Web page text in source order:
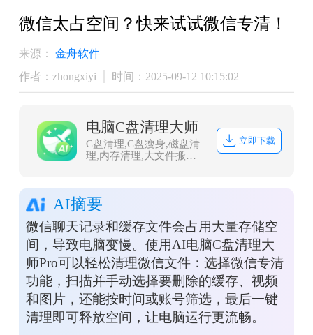
微信太占空间？快来试试微信专清！
来源：
金舟软件
作者：zhongxiyi
时间：2025-09-12 10:15:02
电脑C盘清理大师
C盘清理,C盘瘦身,磁盘清
理,内存清理,大文件搬家,
立即下载
AI摘要
微信聊天记录和缓存文件会占用大量存储空
间，导致电脑变慢。使用AI电脑C盘清理大
师Pro可以轻松清理微信文件：选择微信专清
功能，扫描并手动选择要删除的缓存、视频
和图片，还能按时间或账号筛选，最后一键
清理即可释放空间，让电脑运行更流畅。